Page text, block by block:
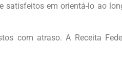
em orientá-lo ao
com atraso. A Receita